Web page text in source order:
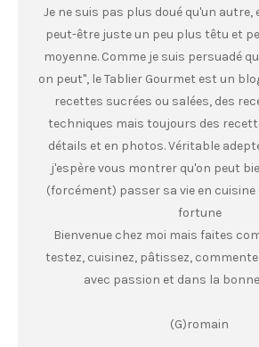
Je ne suis pas plus doué qu'un autre,
peut-être juste un peu plus têtu et
moyenne. Comme je suis persuadé
on peut", le Tablier Gourmet est un
recettes sucrées ou salées, des
techniques mais toujours des
détails et en photos. Véritable
j'espère vous montrer qu'on peut
(forcément) passer sa vie en cuisine
fortune
Bienvenue chez moi mais faites
testez, cuisinez, pâtissez,
avec passion et dans la
(G)romain